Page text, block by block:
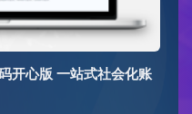
开心版 一站式社会化账